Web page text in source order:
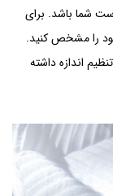
شما باشد. برای
خود را مشخص کنید.
اندازه داشته